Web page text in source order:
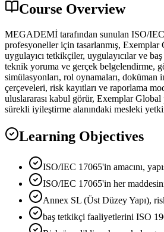
Course Overview
MEGADEMİ tarafından sunulan ISO/
profesyoneller için tasarlanmış,
uygulayıcı tetkikçiler, uygulayıcılar ve
teknik yoruma ve gerçek belgelendirme,
simülasyonları, rol oynamaları, doküman
çerçeveleri, risk kayıtları ve raporlama
uluslararası kabul görür, Exemplar
sürekli iyileştirme alanındaki mesleki
Learning Objectives
ISO/IEC 17065'in amacını,
ISO/IEC 17065'in her
Annex SL (Üst Düzey Yapı),
baş tetkikçi faaliyetlerini ISO